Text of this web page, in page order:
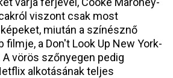
viszont csak most
miután a színésznő
a Don't Look Up New York-
vörös szőnyegen pedig
alkotásának teljes